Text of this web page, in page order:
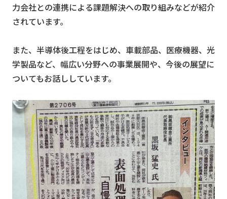
力会社との連携による課題解決への取り組みなどが紹介
されています。
また、半導体後工程をはじめ、車載部品、医療機器、光
学製品など、幅広い分野への事業展開や、今後の展望に
ついてもお話ししています。